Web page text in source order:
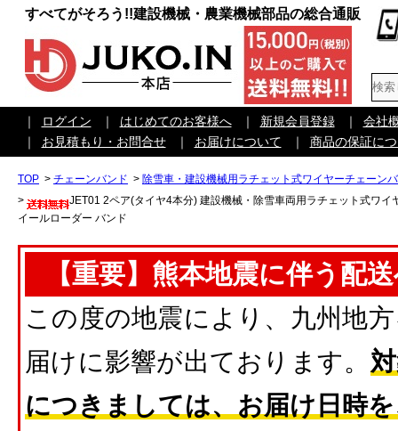
すべてがそろう!!建設機械・農業機械部品の総合通販
｜ ログイン ｜ はじめてのお客様へ ｜ 新規会員登録 ｜
会社
｜
お見積もり・お問合せ ｜ お届けについて ｜ 商品の保証に
TOP > チェーンバンド > 除雪車・建設機械用ラチェット式ワイヤーチェーン
>
JET01 2ペア(タイヤ4本分) 建設機械・除雪車両用ラチェット式ワ
イールローダー バンド
【重要】熊本地震に伴う配
この度の地震により、九州地
届けに影響が出ております。
につきましては、お届け日時